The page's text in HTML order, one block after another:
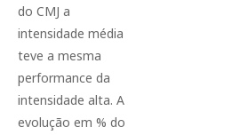
do CMJ a
intensidade média
teve a mesma
performance da
intensidade alta. A
evolução em % do